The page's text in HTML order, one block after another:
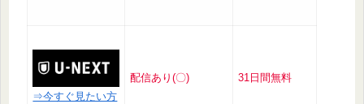
⇒今すぐ見たい方
配信あり(〇) 31日間無料